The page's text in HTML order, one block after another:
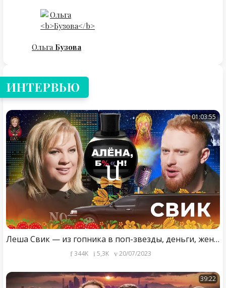
Ольга Бузова
ИНТЕРВЬЮ
01:03:55
Леша Свик — из гопника в поп-звезды, деньги, женщины, развод, драма с отцом
344K 5,3K 20/07/2023
39:22